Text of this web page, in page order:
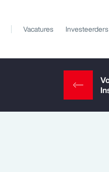
Vacatures Investeerders